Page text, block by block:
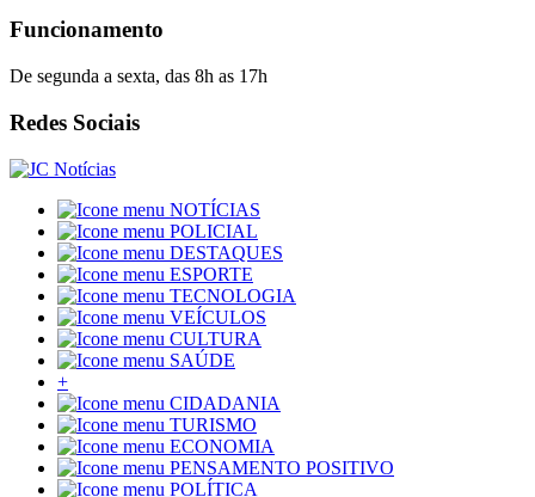
Funcionamento
De segunda a sexta, das 8h as 17h
Redes Sociais
NOTÍCIAS
POLICIAL
DESTAQUES
ESPORTE
TECNOLOGIA
VEÍCULOS
CULTURA
SAÚDE
+
CIDADANIA
TURISMO
ECONOMIA
PENSAMENTO POSITIVO
POLÍTICA